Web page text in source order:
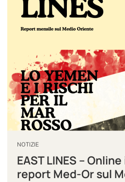
NOTIZIE
EAST LINES –
report Med-Or sul